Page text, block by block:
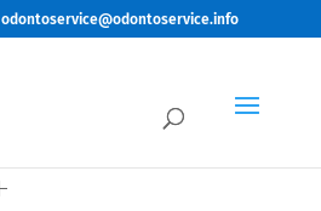
odontoservice@odontoservice.info